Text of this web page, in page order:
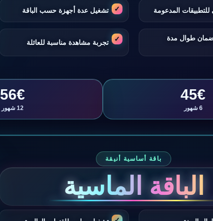
المدعومة تشغيل عدة أجهزة حسب الباقة
طوال مدة
تجربة مشاهدة مناسبة للعائلة
45€
6 شهور
56€
12 شهور
باقة أساسية أنيقة
الباقة الماسية